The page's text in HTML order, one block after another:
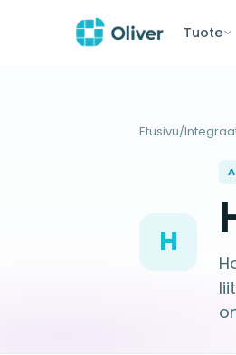
Tuote
Etusivu/
H